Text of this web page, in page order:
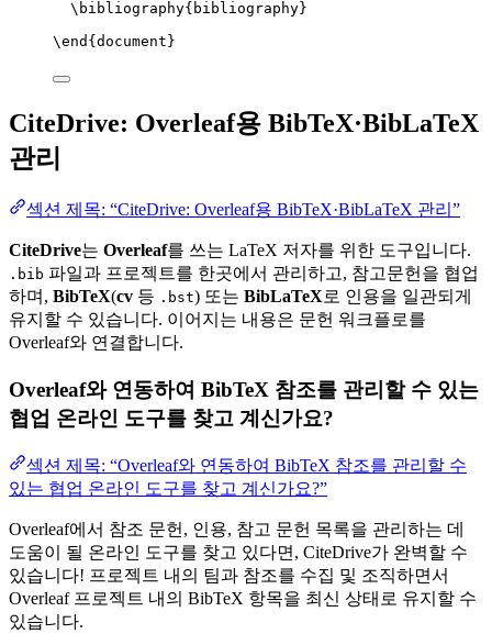
\bibliography{bibliography}
\end { document }
CiteDrive: Overleaf용 BibTeX·BibLaTeX
관리
섹션 제목: “CiteDrive: Overleaf용 BibTeX·BibLaTeX 관리”
CiteDrive는 Overleaf를 쓰는 LaTeX 저자를 위한 도구입니다.
.bib 파일과 프로젝트를 한곳에서 관리하고, 참고문헌을 협업
하며, BibTeX(cv 등 .bst) 또는 BibLaTeX로 인용을 일관되게
유지할 수 있습니다. 이어지는 내용은 문헌 워크플로를
Overleaf와 연결합니다.
Overleaf와 연동하여 BibTeX 참조를 관리할 수 있는
협업 온라인 도구를 찾고 계신가요?
섹션 제목: “Overleaf와 연동하여 BibTeX 참조를 관리할 수
있는 협업 온라인 도구를 찾고 계신가요?”
Overleaf에서 참조 문헌, 인용, 참고 문헌 목록을 관리하는 데
도움이 될 온라인 도구를 찾고 있다면, CiteDrive가 완벽할 수
있습니다! 프로젝트 내의 팀과 참조를 수집 및 조직하면서
Overleaf 프로젝트 내의 BibTeX 항목을 최신 상태로 유지할 수
있습니다.